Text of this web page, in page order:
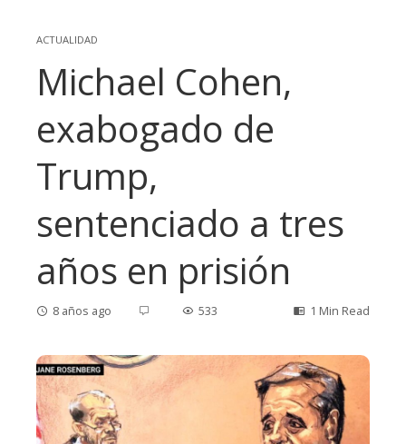
ACTUALIDAD
Michael Cohen,
exabogado de
Trump,
sentenciado a tres
años en prisión
8 años ago 533 1 Min Read